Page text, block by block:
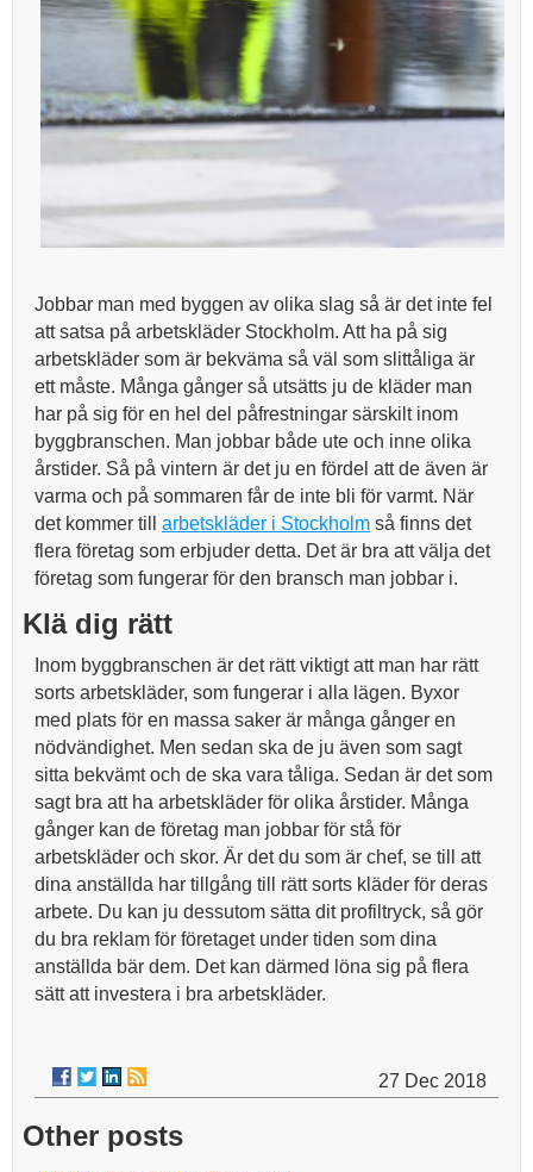
Jobbar man med byggen av olika slag så är det inte fel
att satsa på arbetskläder Stockholm. Att ha på sig
arbetskläder som är bekväma så väl som slittåliga är
ett måste. Många gånger så utsätts ju de kläder man
har på sig för en hel del påfrestningar särskilt inom
byggbranschen. Man jobbar både ute och inne olika
årstider. Så på vintern är det ju en fördel att de även är
varma och på sommaren får de inte bli för varmt. När
det kommer till arbetskläder i Stockholm så finns det
flera företag som erbjuder detta. Det är bra att välja det
företag som fungerar för den bransch man jobbar i.
Klä dig rätt
Inom byggbranschen är det rätt viktigt att man har rätt
sorts arbetskläder, som fungerar i alla lägen. Byxor
med plats för en massa saker är många gånger en
nödvändighet. Men sedan ska de ju även som sagt
sitta bekvämt och de ska vara tåliga. Sedan är det som
sagt bra att ha arbetskläder för olika årstider. Många
gånger kan de företag man jobbar för stå för
arbetskläder och skor. Är det du som är chef, se till att
dina anställda har tillgång till rätt sorts kläder för deras
arbete. Du kan ju dessutom sätta dit profiltryck, så gör
du bra reklam för företaget under tiden som dina
anställda bär dem. Det kan därmed löna sig på flera
sätt att investera i bra arbetskläder.
27 Dec 2018
Other posts